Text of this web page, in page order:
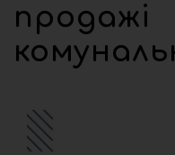
продажі